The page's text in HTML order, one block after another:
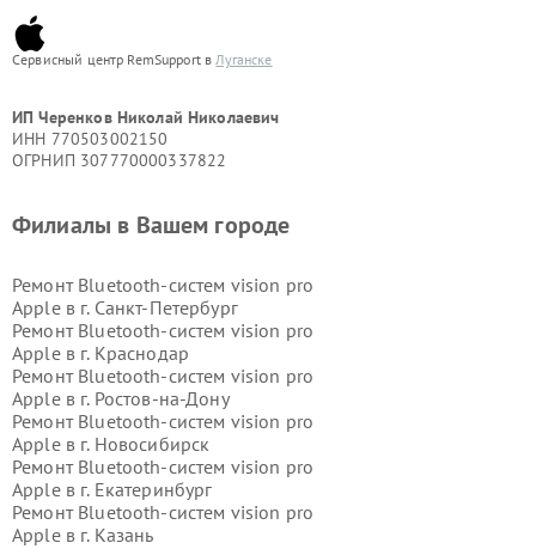
Сервисный центр RemSupport вЛуганске
ИП Черенков Николай Николаевич
ИНН 770503002150
ОГРНИП 307770000337822
Филиалы в Вашем городе
Ремонт Bluetooth-систем vision pro
Apple в г. Санкт-Петербург
Ремонт Bluetooth-систем vision pro
Apple в г. Краснодар
Ремонт Bluetooth-систем vision pro
Apple в г. Ростов-на-Дону
Ремонт Bluetooth-систем vision pro
Apple в г. Новосибирск
Ремонт Bluetooth-систем vision pro
Apple в г. Екатеринбург
Ремонт Bluetooth-систем vision pro
Apple в г. Казань